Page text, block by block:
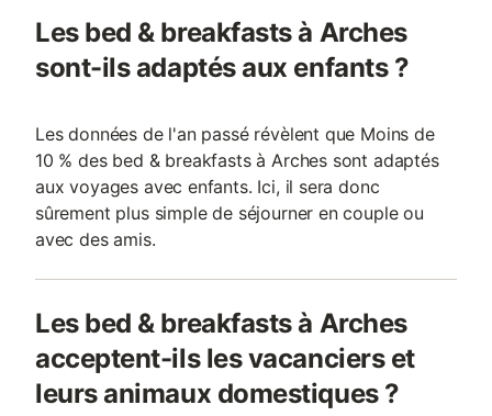
Les bed & breakfasts à Arches
sont-ils adaptés aux enfants ?
Les données de l'an passé révèlent que Moins de
10 % des bed & breakfasts à Arches sont adaptés
aux voyages avec enfants. Ici, il sera donc
sûrement plus simple de séjourner en couple ou
avec des amis.
Les bed & breakfasts à Arches
acceptent-ils les vacanciers et
leurs animaux domestiques ?